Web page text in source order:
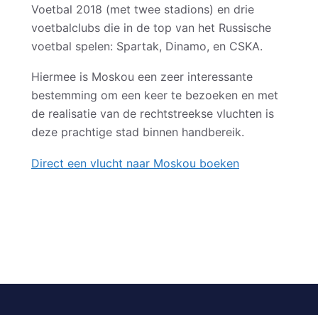
Voetbal 2018 (met twee stadions) en drie
voetbalclubs die in de top van het Russische
voetbal spelen: Spartak, Dinamo, en CSKA.
Hiermee is Moskou een zeer interessante
bestemming om een keer te bezoeken en met
de realisatie van de rechtstreekse vluchten is
deze prachtige stad binnen handbereik.
Direct een vlucht naar Moskou boeken